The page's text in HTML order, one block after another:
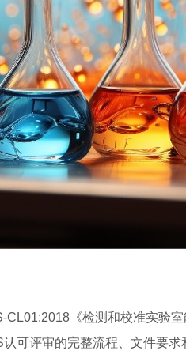
CL01:2018《检测和校准实验
可评审的完整流程、文件要